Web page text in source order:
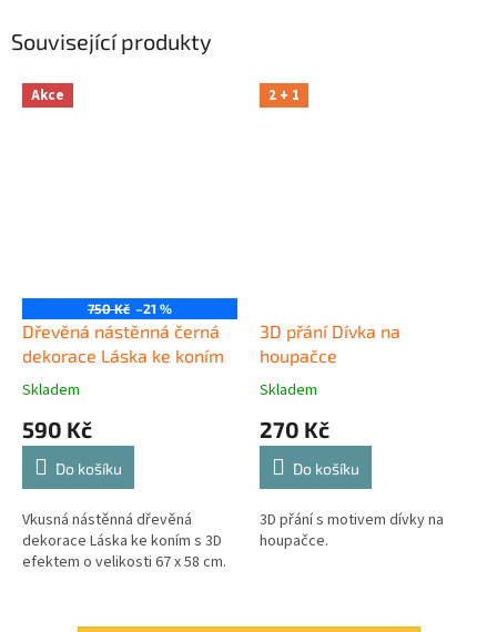
Související produkty
Akce
750 Kč –21 %
Dřevěná nástěnná černá
dekorace Láska ke koním
Skladem
590 Kč
Do košíku
Vkusná nástěnná dřevěná
dekorace Láska ke koním s 3D
efektem o velikosti 67 x 58 cm.
2 + 1
3D přání Dívka na
houpačce
Skladem
270 Kč
Do košíku
3D přání s motivem dívky na
houpačce.